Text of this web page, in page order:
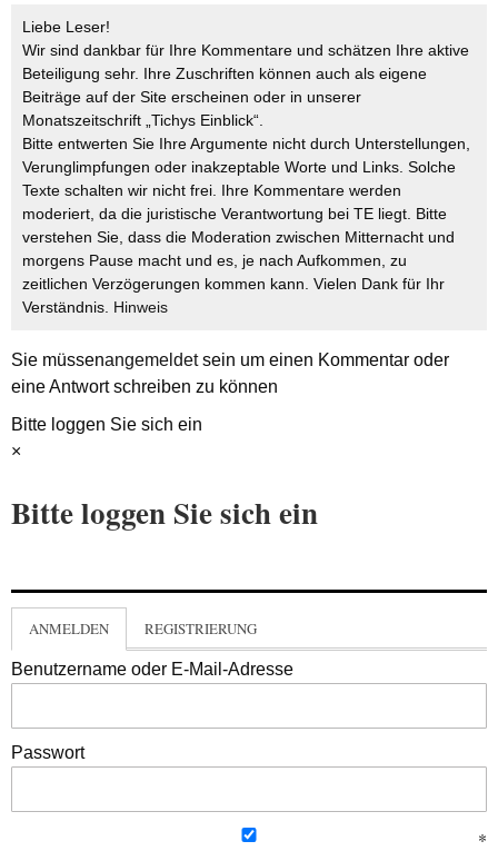
Liebe Leser!
Wir sind dankbar für Ihre Kommentare und schätzen Ihre aktive
Beteiligung sehr. Ihre Zuschriften können auch als eigene
Beiträge auf der Site erscheinen oder in unserer
Monatszeitschrift „Tichys Einblick“.
Bitte entwerten Sie Ihre Argumente nicht durch Unterstellungen,
Verunglimpfungen oder inakzeptable Worte und Links. Solche
Texte schalten wir nicht frei. Ihre Kommentare werden
moderiert, da die juristische Verantwortung bei TE liegt. Bitte
verstehen Sie, dass die Moderation zwischen Mitternacht und
morgens Pause macht und es, je nach Aufkommen, zu
zeitlichen Verzögerungen kommen kann. Vielen Dank für Ihr
Verständnis. Hinweis
Sie müssenangemeldetsein um einen Kommentar oder
eine Antwort schreiben zu können
Bitte loggen Sie sich ein
×
Bitte loggen Sie sich ein
ANMELDEN REGISTRIERUNG
Benutzername oder E-Mail-Adresse
Passwort